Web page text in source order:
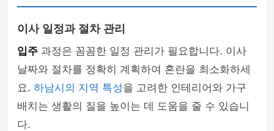
이사 일정과 절차 관리
입주 과정은 꼼꼼한 일정 관리가 필요합니다. 이사
날짜와 절차를 정확히 계획하여 혼란을 최소화하세
요. 하남시의 지역 특성을 고려한 인테리어와 가구
배치는 생활의 질을 높이는 데 도움을 줄 수 있습니
다.